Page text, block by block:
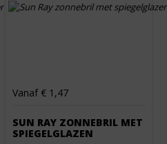
Vanaf € 1,47
SUN RAY ZONNEBRIL MET
SPIEGELGLAZEN